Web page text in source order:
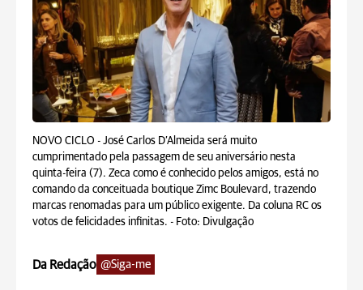
NOVO CICLO - José Carlos D’Almeida será muito
cumprimentado pela passagem de seu aniversário nesta
quinta-feira (7). Zeca como é conhecido pelos amigos, está no
comando da conceituada boutique Zimc Boulevard, trazendo
marcas renomadas para um público exigente. Da coluna RC os
votos de felicidades infinitas. - Foto: Divulgação
Da Redação @Siga-me